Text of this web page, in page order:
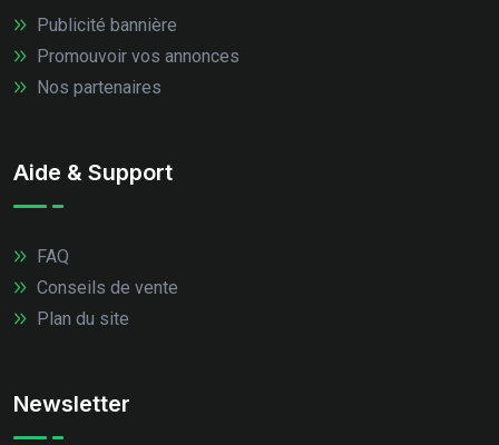
Publicité bannière
Promouvoir vos annonces
Nos partenaires
Aide & Support
FAQ
Conseils de vente
Plan du site
Newsletter